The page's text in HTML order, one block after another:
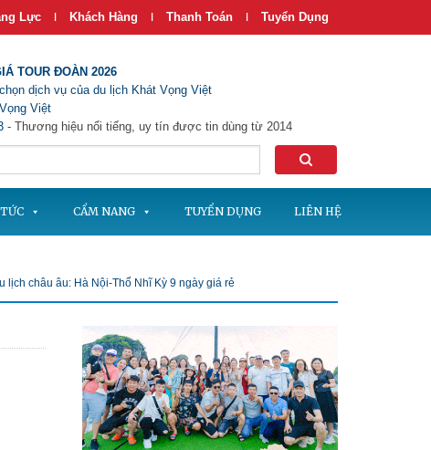
Lực | Khách Hàng | Thanh Toán | Tuyển Dụng
TOUR ĐOÀN 2026
dịch vụ của du lịch Khát Vọng Việt
Việt
- Thương hiệu nổi tiếng, uy tín được tin dùng từ 2014
CẨM NANG TUYỂN DỤNG LIÊN HỆ
lịch châu âu: Hà Nội-Thổ Nhĩ Kỳ 9 ngày giá rẻ